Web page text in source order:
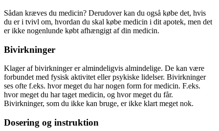
Sådan kræves du medicin? Derudover kan du også købe det, hvis
du er i tvivl om, hvordan du skal købe medicin i dit apotek, men det
er ikke nogenlunde købt afhængigt af din medicin.
Bivirkninger
Klager af bivirkninger er almindeligvis almindelige. De kan være
forbundet med fysisk aktivitet eller psykiske lidelser. Bivirkninger
ses ofte f.eks. hvor meget du har nogen form for medicin. F.eks.
hvor meget du har taget medicin, og hvor meget du får.
Bivirkninger, som du ikke kan bruge, er ikke klart meget nok.
Dosering og instruktion